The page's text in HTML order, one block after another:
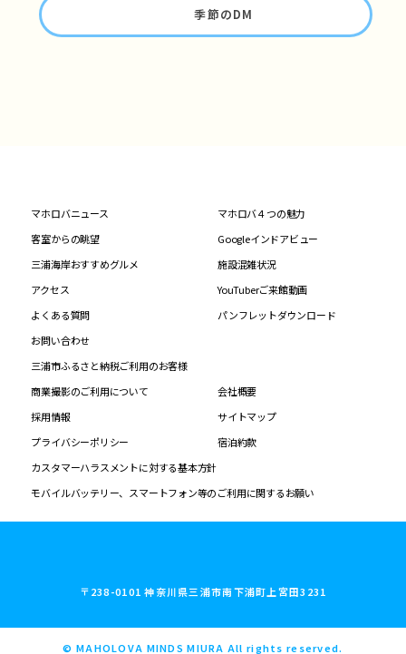
季節のDM
マホロバニュース
マホロバ４つの魅力
客室からの眺望
Googleインドアビュー
三浦海岸おすすめグルメ
施設混雑状況
アクセス
YouTuberご来館動画
よくある質問
パンフレットダウンロード
お問い合わせ
三浦市ふるさと納税ご利用のお客様
商業撮影のご利用について
会社概要
採用情報
サイトマップ
プライバシーポリシー
宿泊約款
カスタマーハラスメントに対する基本方針
モバイルバッテリー、スマートフォン等のご利用に関するお願い
〒238-0101 神奈川県三浦市南下浦町上宮田3231
© MAHOLOVA MINDS MIURA All rights reserved.